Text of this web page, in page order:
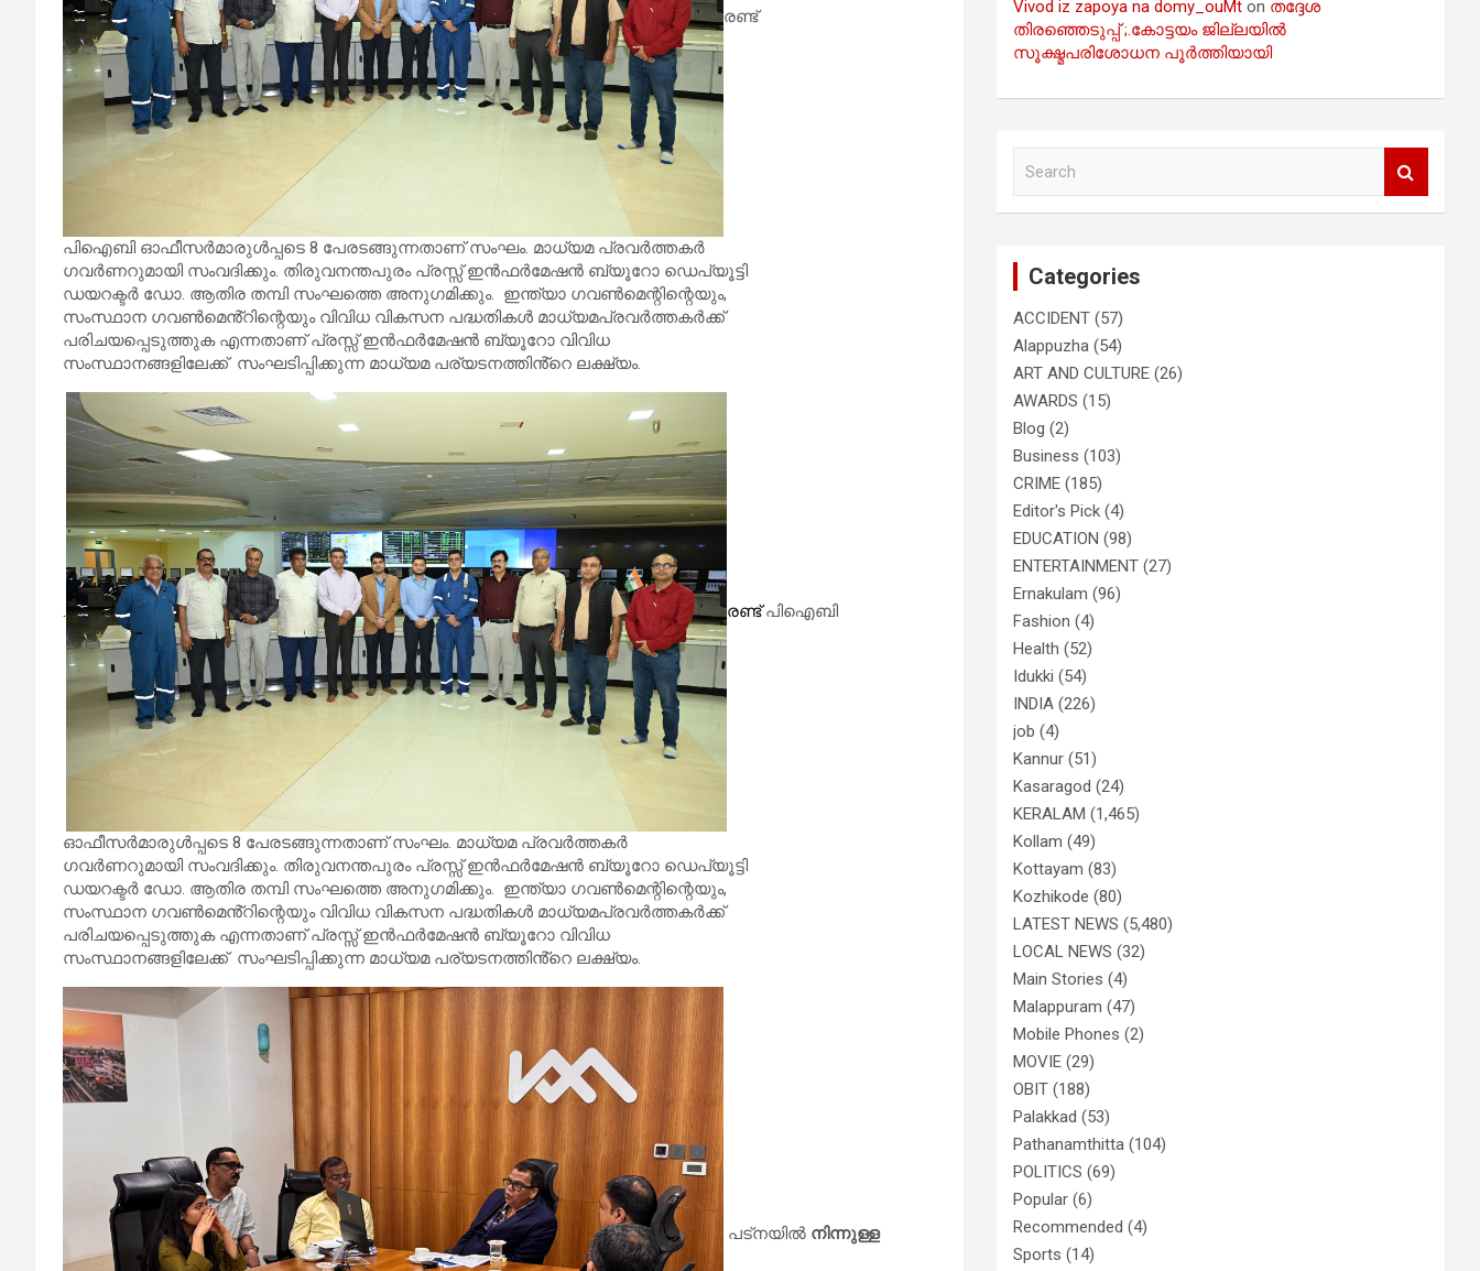
രണ്ട്
പിഐബി ഓഫീസർമാരുൾപ്പടെ 8 പേരടങ്ങുന്നതാണ് സംഘം. മാധ്യമ പ്രവർത്തകർ
ഗവർണറുമായി സംവദിക്കും. തിരുവനന്തപുരം പ്രസ്സ് ഇൻഫർമേഷൻ ബ്യൂറോ ഡെപ്യൂട്ടി
ഡയറക്ടർ ഡോ. ആതിര തമ്പി സംഘത്തെ അനുഗമിക്കും. ഇന്ത്യാ ഗവൺമെന്റിന്റെയും,
സംസ്ഥാന ഗവൺമെൻ്റിന്റെയും വിവിധ വികസന പദ്ധതികൾ മാധ്യമപ്രവർത്തകർക്ക്
പരിചയപ്പെടുത്തുക എന്നതാണ് പ്രസ്സ് ഇൻഫർമേഷൻ ബ്യൂറോ വിവിധ
സംസ്ഥാനങ്ങളിലേക്ക് സംഘടിപ്പിക്കുന്ന മാധ്യമ പര്യടനത്തിൻ്റെ ലക്ഷ്യം.
രണ്ട്പിഐബി
ഓഫീസർമാരുൾപ്പടെ 8 പേരടങ്ങുന്നതാണ് സംഘം. മാധ്യമ പ്രവർത്തകർ
ഗവർണറുമായി സംവദിക്കും. തിരുവനന്തപുരം പ്രസ്സ് ഇൻഫർമേഷൻ ബ്യൂറോ ഡെപ്യൂട്ടി
ഡയറക്ടർ ഡോ. ആതിര തമ്പി സംഘത്തെ അനുഗമിക്കും. ഇന്ത്യാ ഗവൺമെന്റിന്റെയും,
സംസ്ഥാന ഗവൺമെൻ്റിന്റെയും വിവിധ വികസന പദ്ധതികൾ മാധ്യമപ്രവർത്തകർക്ക്
പരിചയപ്പെടുത്തുക എന്നതാണ് പ്രസ്സ് ഇൻഫർമേഷൻ ബ്യൂറോ വിവിധ
സംസ്ഥാനങ്ങളിലേക്ക് സംഘടിപ്പിക്കുന്ന മാധ്യമ പര്യടനത്തിൻ്റെ ലക്ഷ്യം.
പട്നയിൽ നിന്നുള്ള
Vivod iz zapoya na domy_ouMt on തദ്ദേശ
തിരഞ്ഞെടുപ്പ് ;.കോട്ടയം ജില്ലയിൽ
സൂക്ഷ്മപരിശോധന പൂർത്തിയായി
Categories
ACCIDENT (57)
Alappuzha (54)
ART AND CULTURE (26)
AWARDS (15)
Blog (2)
Business (103)
CRIME (185)
Editor's Pick (4)
EDUCATION (98)
ENTERTAINMENT (27)
Ernakulam (96)
Fashion (4)
Health (52)
Idukki (54)
INDIA (226)
job (4)
Kannur (51)
Kasaragod (24)
KERALAM (1,465)
Kollam (49)
Kottayam (83)
Kozhikode (80)
LATEST NEWS (5,480)
LOCAL NEWS (32)
Main Stories (4)
Malappuram (47)
Mobile Phones (2)
MOVIE (29)
OBIT (188)
Palakkad (53)
Pathanamthitta (104)
POLITICS (69)
Popular (6)
Recommended (4)
Sports (14)